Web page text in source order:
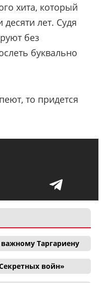
хита, который
лет. Судя
без
буквально
то придется
Таргариену
войн»